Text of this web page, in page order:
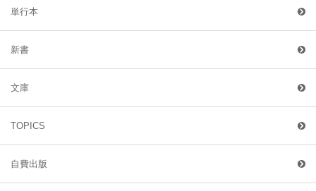
単行本
新書
文庫
TOPICS
自費出版